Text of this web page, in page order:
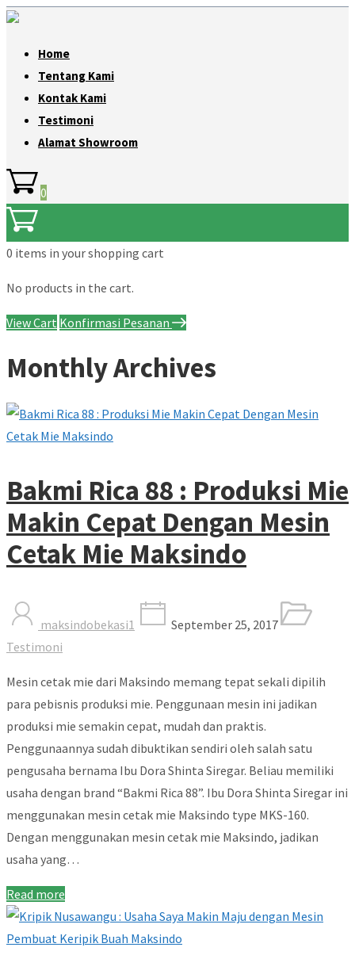
Home
Tentang Kami
Kontak Kami
Testimoni
Alamat Showroom
0
0 items in your shopping cart
No products in the cart.
View Cart Konfirmasi Pesanan
Monthly Archives
Bakmi Rica 88 : Produksi Mie
Makin Cepat Dengan Mesin
Cetak Mie Maksindo
maksindobekasi1
September 25, 2017
Testimoni
Mesin cetak mie dari Maksindo memang tepat sekali dipilih
para pebisnis produksi mie. Penggunaan mesin ini jadikan
produksi mie semakin cepat, mudah dan praktis.
Penggunaannya sudah dibuktikan sendiri oleh salah satu
pengusaha bernama Ibu Dora Shinta Siregar. Beliau memiliki
usaha dengan brand “Bakmi Rica 88”. Ibu Dora Shinta Siregar ini
menggunakan mesin cetak mie Maksindo type MKS-160.
Dengan menggunakan mesin cetak mie Maksindo, jadikan
usaha yang…
Read more